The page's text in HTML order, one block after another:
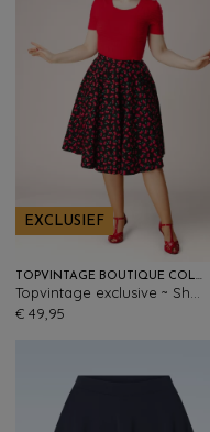
EXCLUSIEF
TOPVINTAGE BOUTIQUE COLLECTION
€ 49,95